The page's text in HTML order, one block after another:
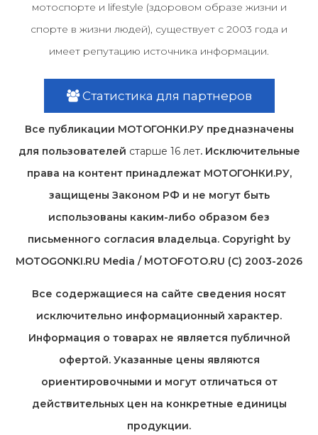
мотоспорте и lifestyle (здоровом образе жизни и
спорте в жизни людей), существует с 2003 года и
имеет репутацию источника информации.
Статистика для партнеров
Все публикации МОТОГОНКИ.РУ предназначены
для пользователей старше 16 лет. Исключительные
права на контент принадлежат МОТОГОНКИ.РУ,
защищены Законом РФ и не могут быть
использованы каким-либо образом без
письменного согласия владельца. Copyright by
MOTOGONKI.RU Media / MOTOFOTO.RU (C) 2003-2026
Все содержащиеся на cайте сведения носят
исключительно информационный характер.
Информация о товарах не является публичной
офертой. Указанные цены являются
ориентировочными и могут отличаться от
действительных цен на конкретные единицы
продукции.